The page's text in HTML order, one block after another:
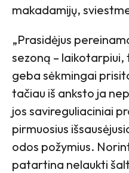
makadamijų,
„Prasidėjus
sezoną –
geba sėkmingai
tačiau iš anksto ja
jos savireguliaciniai
pirmuosius
odos požymius.
patartina nelaukti